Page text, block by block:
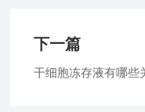
下一篇
干细胞冻存液有哪些